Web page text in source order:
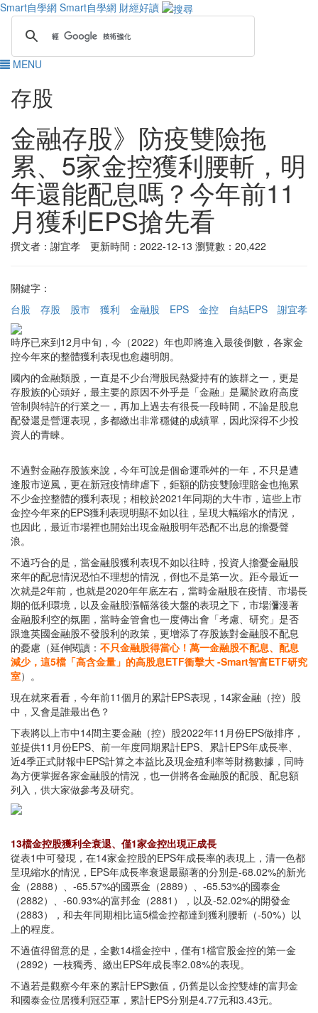
Smart自學網 Smart自學網 財經好讀
MENU
存股
金融存股》防疫雙險拖
累、5家金控獲利腰斬，明
年還能配息嗎？今年前11
月獲利EPS搶先看
撰文者：謝宜孝 更新時間：2022-12-13 瀏覽數：20,422
關鍵字：
台股
存股 股市 獲利 金融股 EPS 金控 自結EPS 謝宜孝
時序已來到12月中旬，今（2022）年也即將進入最後倒數，各家金
控今年來的整體獲利表現也愈趨明朗。
國內的金融類股，一直是不少台灣股民熱愛持有的族群之一，更是
存股族的心頭好，最主要的原因不外乎是「金融」是屬於政府高度
管制與特許的行業之一，再加上過去有很長一段時間，不論是股息
配發還是營運表現，多都繳出非常穩健的成績單，因此深得不少投
資人的青睞。
不過對金融存股族來說，今年可說是個命運乖舛的一年，不只是遭
逢股市逆風，更在新冠疫情肆虐下，鉅額的防疫雙險理賠金也拖累
不少金控整體的獲利表現；相較於2021年同期的大牛市，這些上市
金控今年來的EPS獲利表現明顯不如以往，呈現大幅縮水的情況，
也因此，最近市場裡也開始出現金融股明年恐配不出息的擔憂聲
浪。
不過巧合的是，當金融股獲利表現不如以往時，投資人擔憂金融股
來年的配息情況恐怕不理想的情況，倒也不是第一次。距今最近一
次就是2年前，也就是2020年年底左右，當時金融股在疫情、市場長
期的低利環境，以及金融股漲幅落後大盤的表現之下，市場瀰漫著
金融股利空的氛圍，當時金管會也一度傳出會「考慮、研究」是否
跟進英國金融股不發股利的政策，更增添了存股族對金融股不配息
的憂慮（延伸閱讀： 不只金融股得當心！萬一金融股不配息、配息
減少，這5檔「高含金量」的高股息ETF衝擊大 -Smart智富ETF研究
室）。
現在就來看看，今年前11個月的累計EPS表現，14家金融（控）股
中，又會是誰最出色？
下表將以上市中14間主要金融（控）股2022年11月份EPS做排序，
並提供11月份EPS、前一年度同期累計EPS、累計EPS年成長率、
近4季正式財報中EPS計算之本益比及現金殖利率等財務數據，同時
為方便掌握各家金融股的情況，也一併將各金融股的配股、配息額
列入，供大家做參考及研究。
13檔金控股獲利全衰退、僅1家金控出現正成長
從表1中可發現，在14家金控股的EPS年成長率的表現上，清一色都
呈現縮水的情況，EPS年成長率衰退最顯著的分別是-68.02%的新光
金（2888）、-65.57%的國票金（2889）、-65.53%的國泰金
（2882）、-60.93%的富邦金（2881），以及-52.02%的開發金
（2883），和去年同期相比這5檔金控都達到獲利腰斬（-50%）以
上的程度。
不過值得留意的是，全數14檔金控中，僅有1檔官股金控的第一金
（2892）一枝獨秀、繳出EPS年成長率2.08%的表現。
不過若是觀察今年來的累計EPS數值，仍舊是以金控雙雄的富邦金
和國泰金位居獲利冠亞軍，累計EPS分別是4.77元和3.43元。